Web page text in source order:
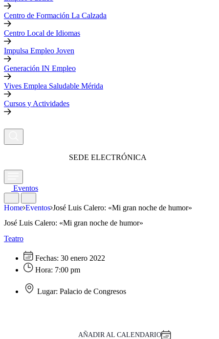
Centro de Formación La Calzada
Centro Local de Idiomas
Impulsa Empleo Joven
Generación IN Empleo
Vives Emplea Saludable Mérida
Cursos y Actividades
SEDE ELECTRÓNICA
Eventos
Home Eventos José Luis Calero: «Mi gran noche de humor»
José Luis Calero: «Mi gran noche de humor»
Teatro
Fechas: 30 enero 2022
Hora: 7:00 pm
Lugar: Palacio de Congresos
AÑADIR AL CALENDARIO